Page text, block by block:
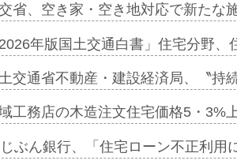
起用…
ミーレキ…
も城南エ…
合型の賃…
ンカフェ…
省、空き家・空き地対応で新たな
年版国土交通白書」住宅分野
交通省不動産・建設経済局、〝
工務店の木造注文住宅価格5・
ぶん銀行、「住宅ローン不正利